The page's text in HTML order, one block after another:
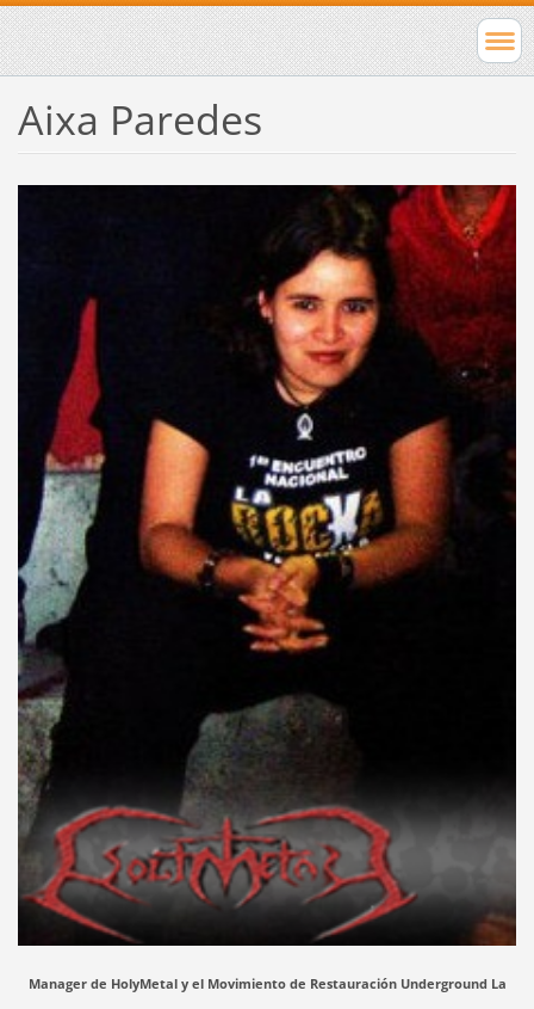
Aixa Paredes
Manager de HolyMetal y el Movimiento de Restauración Underground La